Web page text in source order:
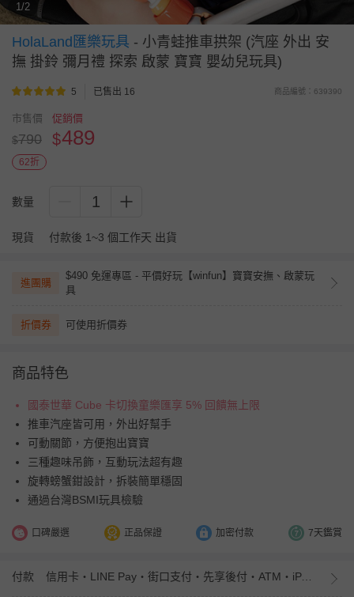
1/2
HolaLand匯樂玩具 - 小青蛙推車拱架 (汽座 外出 安
撫 掛鈴 彌月禮 探索 啟蒙 寶寶 嬰幼兒玩具)
5 已售出 16 商品編號：639390
市售價
$790
促銷價
$489
62折
數量 1
現貨 付款後 1~3 個工作天 出貨
進團購
$490 免運專區 - 平價好玩【winfun】寶寶安撫、啟蒙玩
具
折價券 可使用折價券
商品特色
國泰世華 Cube 卡切換童樂匯享 5% 回饋無上限
推車汽座皆可用，外出好幫手
可動關節，方便抱出寶寶
三種趣味吊飾，互動玩法超有趣
旋轉螃蟹鉗設計，拆裝簡單穩固
通過台灣BSMI玩具檢驗
口碑嚴選 正品保證 加密付款 7天鑑賞
付款 信用卡・LINE Pay・街口支付・先享後付・ATM・iPASS MONEY